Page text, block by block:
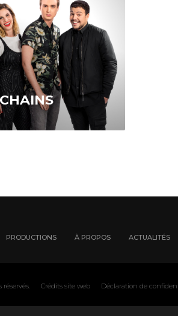
EXTRA
PRODUCTIONS À PROPOS ACTUALITÉS
réservés. Crédits site web Déclaration de